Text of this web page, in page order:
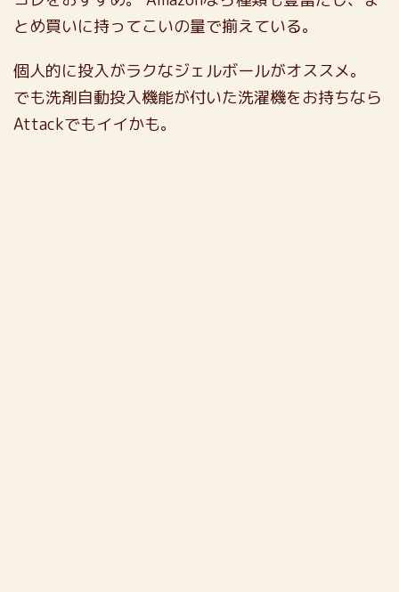
とめ買いに持ってこいの量で揃えている。
個人的に投入がラクなジェルボールがオススメ。
でも洗剤自動投入機能が付いた洗濯機をお持ちなら
Attackでもイイかも。